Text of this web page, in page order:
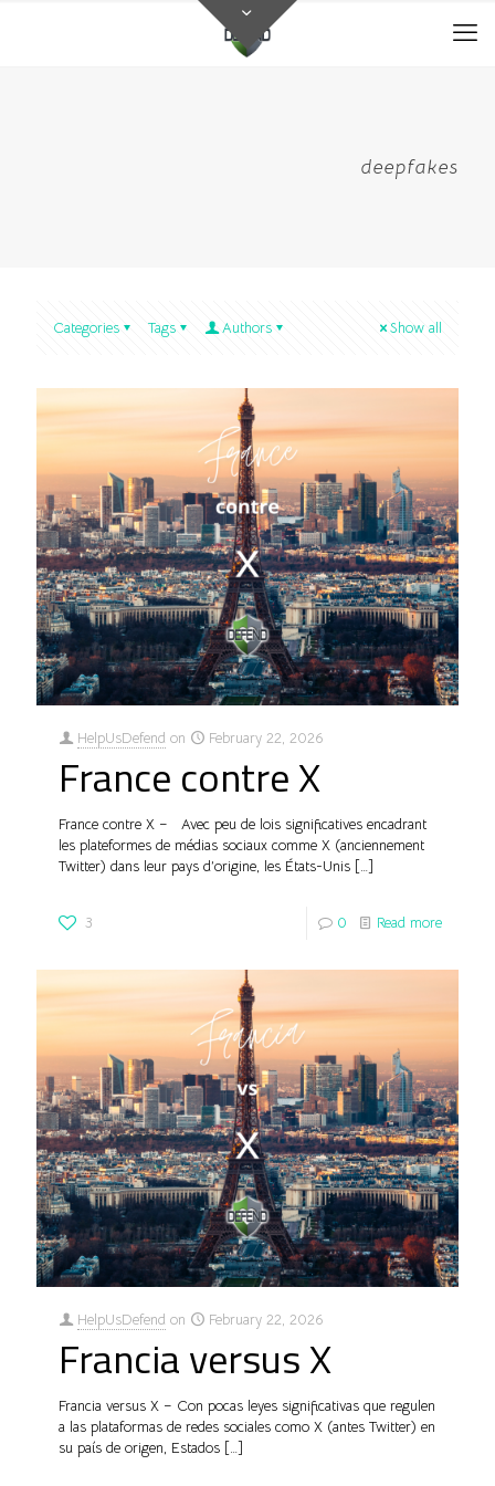
deepfakes
Categories Tags Authors Show all
HelpUsDefend on February 22, 2026
France contre X
France contre X – Avec peu de lois significatives encadrant
les plateformes de médias sociaux comme X (anciennement
Twitter) dans leur pays d’origine, les États-Unis […]
3 0 Read more
HelpUsDefend on February 22, 2026
Francia versus X
Francia versus X – Con pocas leyes significativas que regulen
a las plataformas de redes sociales como X (antes Twitter) en
su país de origen, Estados […]